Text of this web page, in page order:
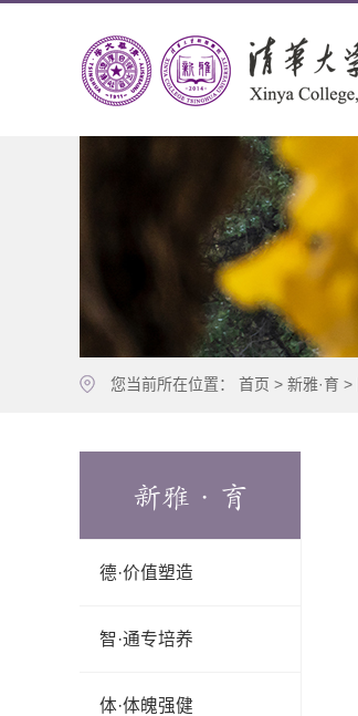
您当前所在位置： 首页 > 新雅·育 >
新雅·育
德·价值塑造
智·通专培养
体·体魄强健